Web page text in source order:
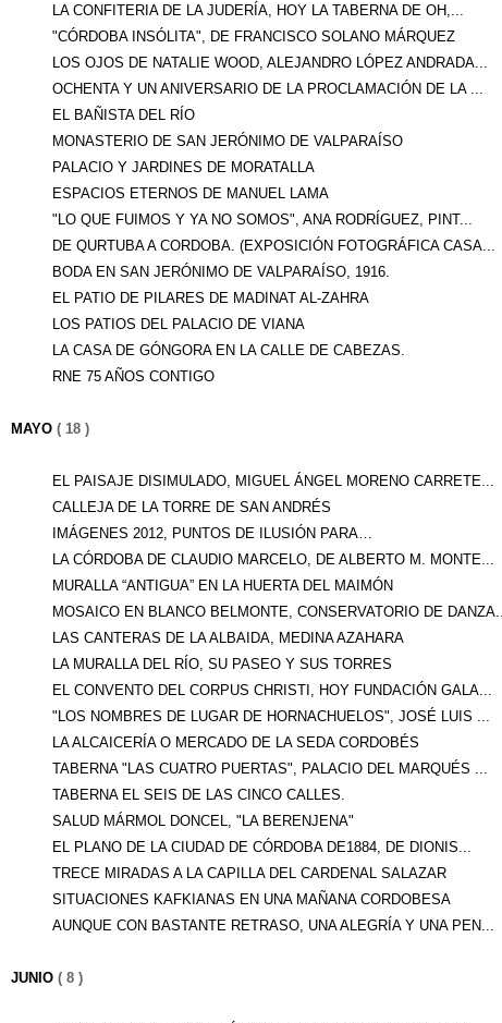
LA CONFITERIA DE LA JUDERÍA, HOY LA TABERNA DE OH,...
"CÓRDOBA INSÓLITA", DE FRANCISCO SOLANO MÁRQUEZ
LOS OJOS DE NATALIE WOOD, ALEJANDRO LÓPEZ ANDRADA...
OCHENTA Y UN ANIVERSARIO DE LA PROCLAMACIÓN DE LA ...
EL BAÑISTA DEL RÍO
MONASTERIO DE SAN JERÓNIMO DE VALPARAÍSO
PALACIO Y JARDINES DE MORATALLA
ESPACIOS ETERNOS DE MANUEL LAMA
"LO QUE FUIMOS Y YA NO SOMOS", ANA RODRÍGUEZ, PINT...
DE QURTUBA A CORDOBA. (EXPOSICIÓN FOTOGRÁFICA CASA...
BODA EN SAN JERÓNIMO DE VALPARAÍSO, 1916.
EL PATIO DE PILARES DE MADINAT AL-ZAHRA
LOS PATIOS DEL PALACIO DE VIANA
LA CASA DE GÓNGORA EN LA CALLE DE CABEZAS.
RNE 75 AÑOS CONTIGO
MAYO ( 18 )
EL PAISAJE DISIMULADO, MIGUEL ÁNGEL MORENO CARRETE...
CALLEJA DE LA TORRE DE SAN ANDRÉS
IMÁGENES 2012, PUNTOS DE ILUSIÓN PARA…
LA CÓRDOBA DE CLAUDIO MARCELO, DE ALBERTO M. MONTE...
MURALLA “ANTIGUA” EN LA HUERTA DEL MAIMÓN
MOSAICO EN BLANCO BELMONTE, CONSERVATORIO DE DANZA...
LAS CANTERAS DE LA ALBAIDA, MEDINA AZAHARA
LA MURALLA DEL RÍO, SU PASEO Y SUS TORRES
EL CONVENTO DEL CORPUS CHRISTI, HOY FUNDACIÓN GALA...
"LOS NOMBRES DE LUGAR DE HORNACHUELOS", JOSÉ LUIS ...
LA ALCAICERÍA O MERCADO DE LA SEDA CORDOBÉS
TABERNA "LAS CUATRO PUERTAS", PALACIO DEL MARQUÉS ...
TABERNA EL SEIS DE LAS CINCO CALLES.
SALUD MÁRMOL DONCEL, "LA BERENJENA"
EL PLANO DE LA CIUDAD DE CÓRDOBA DE1884, DE DIONIS...
TRECE MIRADAS A LA CAPILLA DEL CARDENAL SALAZAR
SITUACIONES KAFKIANAS EN UNA MAÑANA CORDOBESA
AUNQUE CON BASTANTE RETRASO, UNA ALEGRÍA Y UNA PEN...
JUNIO ( 8 )